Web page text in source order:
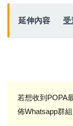
延伸內容 受
若想收到POPA
佈Whatsapp群組